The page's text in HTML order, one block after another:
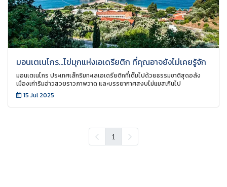
มอนเตเนโกร...ไข่มุกแห่งเอเดรียติก ที่คุณอาจยังไม่เคยรู้จัก
มอนเตเนโกร ประเทศเล็กริมทะเลเอเดรียติกที่เต็มไปด้วยธรรมชาติสุดอลัง
เมืองเก่าริมอ่าวสวยราวภาพวาด และบรรยากาศสงบไม่แมสเกินไป
15 Jul 2025
1